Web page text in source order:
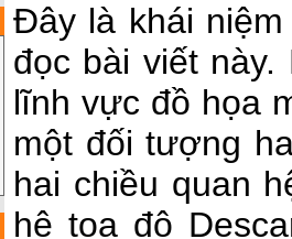
Đây là khái
đọc bài viết
lĩnh vực đồ họa
một đối tượng
hai chiều quan
hệ toạ độ